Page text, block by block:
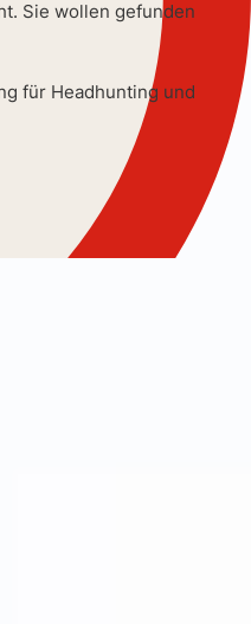
Sie wollen gefunden
für Headhunting und